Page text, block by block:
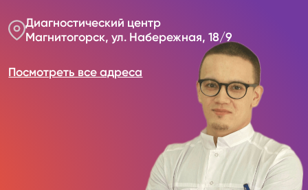
Диагностический центр
Магнитогорск, ул. Набережная, 18/9
Посмотреть все адреса